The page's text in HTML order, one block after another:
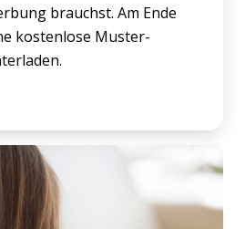
brauchst. Am Ende
kostenlose Muster-